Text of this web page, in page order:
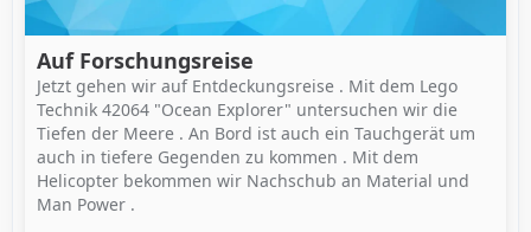
Auf Forschungsreise
Jetzt gehen wir auf Entdeckungsreise . Mit dem Lego
Technik 42064 "Ocean Explorer" untersuchen wir die
Tiefen der Meere . An Bord ist auch ein Tauchgerät um
auch in tiefere Gegenden zu kommen . Mit dem
Helicopter bekommen wir Nachschub an Material und
Man Power .